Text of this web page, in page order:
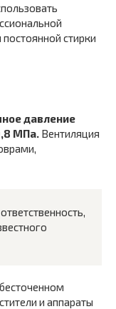
стирки
давление
МПа. Вентиляция
и аппараты